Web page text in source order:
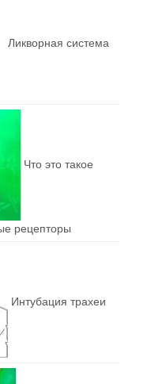
Ликворная система
Что это такое
рецепторы
Интубация трахеи